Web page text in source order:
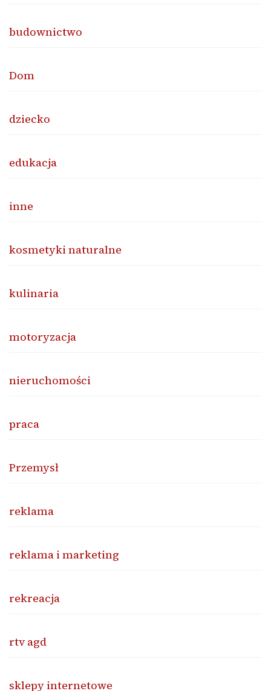
budownictwo
Dom
dziecko
edukacja
inne
kosmetyki naturalne
kulinaria
motoryzacja
nieruchomości
praca
Przemysł
reklama
reklama i marketing
rekreacja
rtv agd
sklepy internetowe